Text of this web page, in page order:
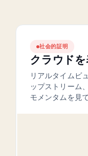
社会的証明
クラウドを
リアルタイムビ
ップストリーム
モメンタムを見